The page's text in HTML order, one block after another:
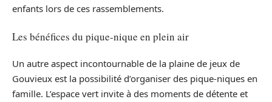
enfants lors de ces rassemblements.
Les bénéfices du pique-nique en plein air
Un autre aspect incontournable de la plaine de jeux de
Gouvieux est la possibilité d’organiser des pique-niques en
famille. L’espace vert invite à des moments de détente et